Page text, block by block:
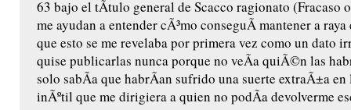
63 bajo el tÃ­tulo general de Scacco ragionato (Fracaso
me ayudan a entender cÃ³mo conseguÃ­ mantener a
que esto se me revelaba por primera vez como un dato
quise publicarlas nunca porque no veÃ­a quiÃ©n las
solo sabÃ­a que habrÃ­an sufrido una suerte extraÃ±a
inÃºtil que me dirigiera a quien no podÃ­a devolverme